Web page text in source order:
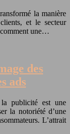
la manière
et le secteur
comment une…
des
ads
la publicité est une
la notoriété d’une
L’attrait